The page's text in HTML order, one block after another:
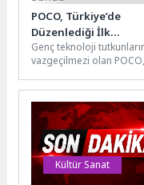
POCO, Türkiye’de
Düzenlediği İlk
Lansmanla Yeni POCO
Pro Serisi’ni Satışa
Sundu
Genç teknoloji
vazgeçilmezi olan POCO,
lansmanla yeni
donatılan POCO X8...
Kültür Sanat